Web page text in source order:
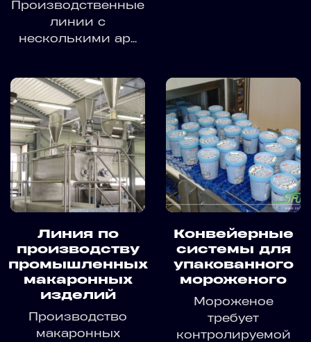
Производственные
линии с
несколькими ар...
Линия по
производству
промышленных
макаронных
изделий
Производство
макаронных
Конвейерные
системы для
упакованного
мороженого
Мороженое
требует
контролируемой